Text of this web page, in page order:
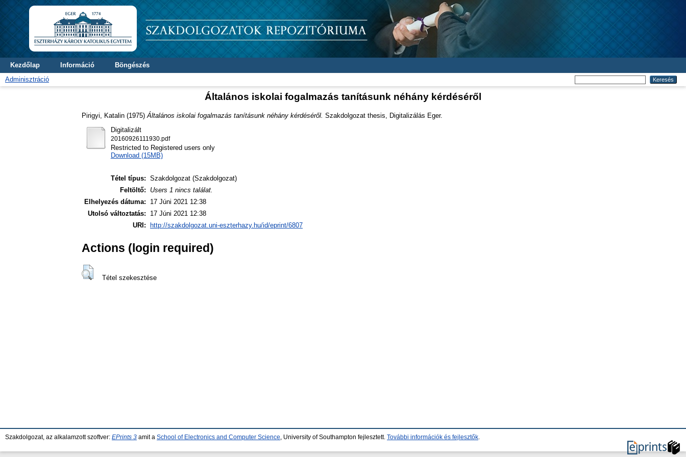
Kezdőlap Információ
Böngészés
Adminisztráció
Általános iskolai fogalmazás tanításunk néhány kérdéséről
Pirigyi, Katalin (1975) Általános iskolai fogalmazás tanításunk néhány kérdéséről. Szakdolgozat thesis, Digitalizálás Eger.
Digitalizált
20160926111930.pdf
Restricted to Registered users only
Download (15MB)
Tétel típus: Szakdolgozat (Szakdolgozat)
Feltöltő:
Users 1 nincs találat.
Elhelyezés dátuma:
17 Júni 2021 12:38
Utolsó változtatás:
17 Júni 2021 12:38
URI:
http://szakdolgozat.uni-eszterhazy.hu/id/eprint/6807
Actions (login required)
Tétel szekesztése
Szakdolgozat, az alkalamzott szoftver: EPrints 3 amit a School of Electronics and Computer Science , University of Southampton fejlesztett. További információk és fejlesztők